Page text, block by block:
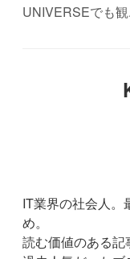
UNIVERSEでも観
IT業界の社会人。
め。
読む価値のある記